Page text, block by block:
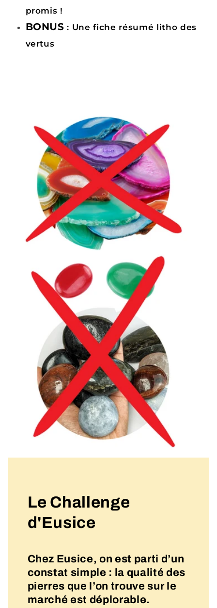
promis !
BONUS : Une fiche résumé litho des
vertus
Le Challenge
d'Eusice
Chez Eusice, on est parti d’un
constat simple : la qualité des
pierres que l’on trouve sur le
marché est déplorable.